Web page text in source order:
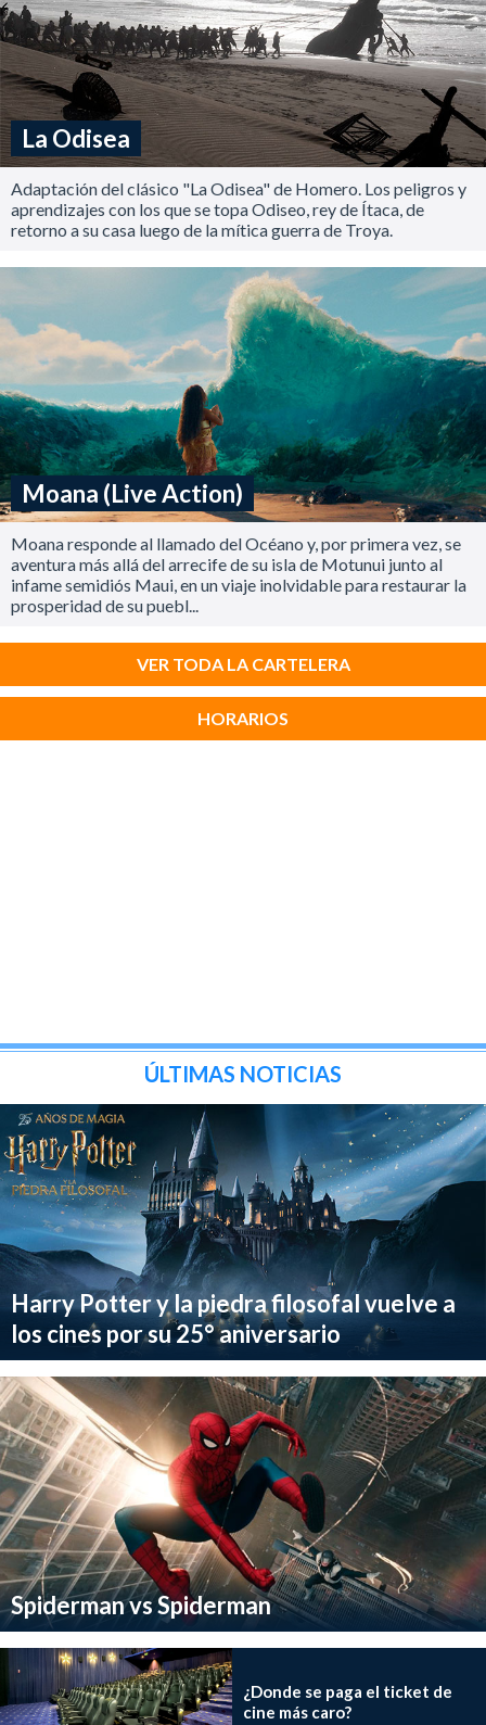
La Odisea
Adaptación del clásico "La Odisea" de Homero. Los peligros y
aprendizajes con los que se topa Odiseo, rey de Ítaca, de
retorno a su casa luego de la mítica guerra de Troya.
Moana (Live Action)
Moana responde al llamado del Océano y, por primera vez, se
aventura más allá del arrecife de su isla de Motunui junto al
infame semidiós Maui, en un viaje inolvidable para restaurar la
prosperidad de su puebl...
VER TODA LA CARTELERA
HORARIOS
ÚLTIMAS NOTICIAS
Harry Potter y la piedra filosofal vuelve a
los cines por su 25° aniversario
Spiderman vs Spiderman
¿Donde se paga el ticket de
cine más caro?